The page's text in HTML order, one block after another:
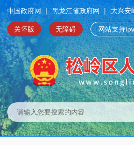
中国政府网 | 黑龙江省政府网 | 大兴安
关怀版 无障碍 网站支持